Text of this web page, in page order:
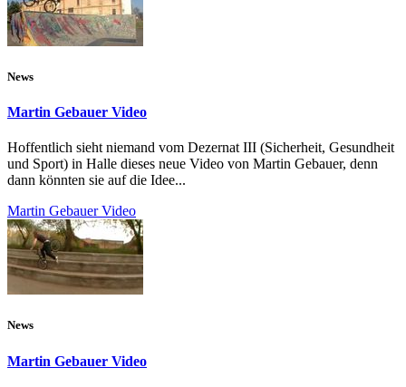
News
Martin Gebauer Video
Hoffentlich sieht niemand vom Dezernat III (Sicherheit, Gesundheit
und Sport) in Halle dieses neue Video von Martin Gebauer, denn
dann könnten sie auf die Idee...
Martin Gebauer Video
News
Martin Gebauer Video